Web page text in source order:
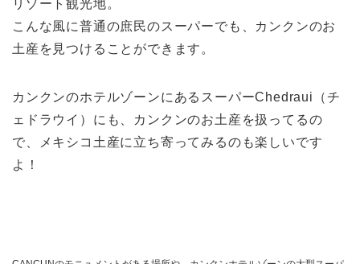
リゾート観光地。
こんな風に普通の庶民のスーパーでも、カンクンのお
土産を見つけることができます。
カンクンのホテルゾーンにあるスーパーChedraui（チ
ェドラウイ）にも、カンクンのお土産を扱ってるの
で、メキシコ土産に立ち寄ってみるのも楽しいです
よ！